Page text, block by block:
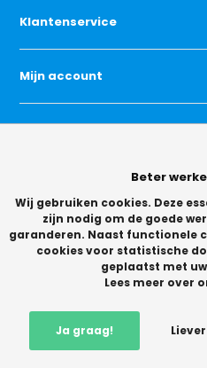
Klantenservice
Mijn account
Categorieën
Vikingchoice.nl - Scherpe
Beter
Wij gebruiken cookies. Deze
zijn nodig om de goede
garanderen. Naast functionele
cookies voor statistische
geplaatst met
Lees meer over
Ja graag!